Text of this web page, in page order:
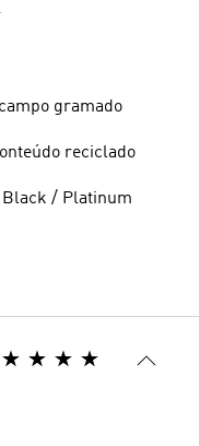
gramado
reciclado
/ Platinum